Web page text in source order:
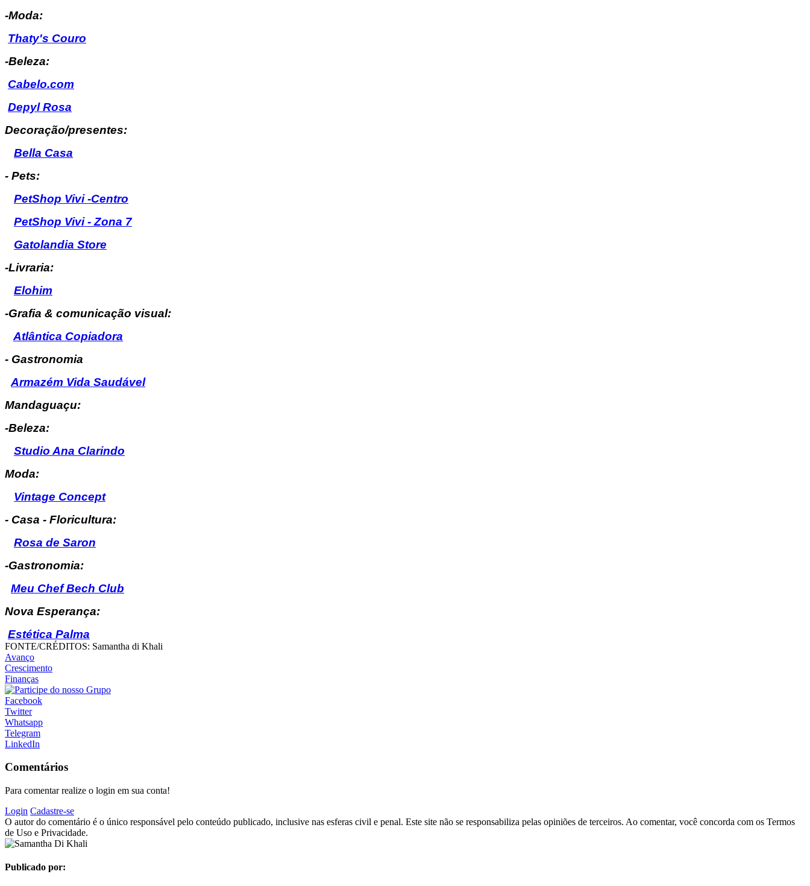
-Moda:
Thaty's Couro
-Beleza:
Cabelo.com
Depyl Rosa
Decoração/presentes:
Bella Casa
- Pets:
PetShop Vivi -Centro
PetShop Vivi - Zona 7
Gatolandia Store
-Livraria:
Elohim
-Grafia & comunicação visual:
Atlântica Copiadora
- Gastronomia
Armazém Vida Saudável
Mandaguaçu:
-Beleza:
Studio Ana Clarindo
Moda:
Vintage Concept
- Casa - Floricultura:
Rosa de Saron
-Gastronomia:
Meu Chef Bech Club
Nova Esperança:
Estética Palma
FONTE/CRÉDITOS: Samantha di Khali
Avanço
Crescimento
Finanças
Facebook
Twitter
Whatsapp
Telegram
LinkedIn
Comentários
Para comentar realize o login em sua conta!
Login Cadastre-se
O autor do comentário é o único responsável pelo conteúdo publicado, inclusive nas esferas civil e penal. Este site não se responsabiliza pelas opiniões de terceiros. Ao comentar, você concorda com os Termos
de Uso e Privacidade.
Publicado por: